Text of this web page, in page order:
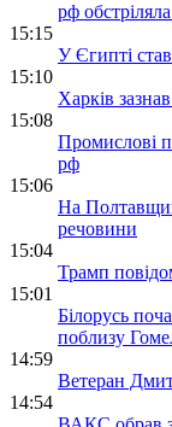
рф
15:15
У Єгипті
15:10
Харків
15:08
Промислові
рф
15:06
На
речовини
15:04
Трамп
15:01
Білорусь
поблизу
14:59
Ветеран
14:54